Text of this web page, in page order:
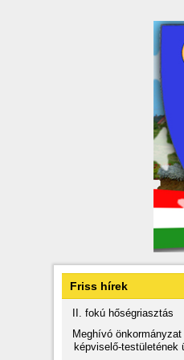
Friss hírek
II. fokú hőségriasztás
Meghívó önkormányzat
képviselő-testületének